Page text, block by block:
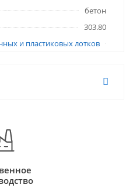
бетон
303.80
и пластиковых лотков